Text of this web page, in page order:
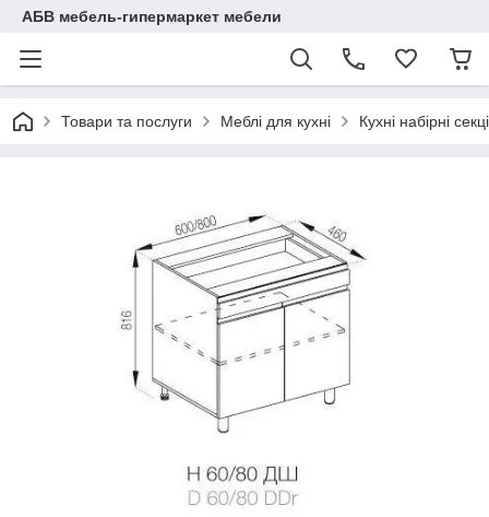
АБВ мебель-гипермаркет мебели
Товари та послуги Меблі для кухні Кухні набірні